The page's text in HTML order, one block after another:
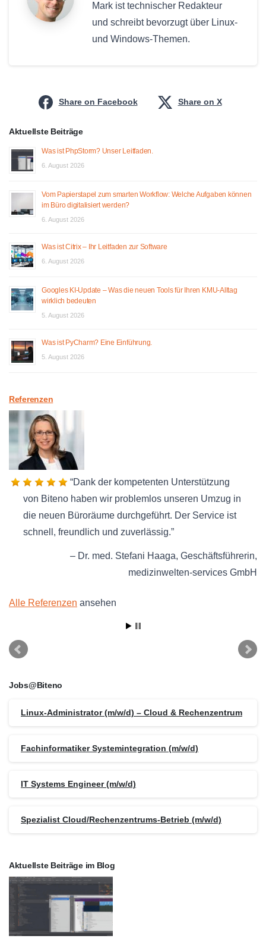
Mark ist technischer Redakteur
und schreibt bevorzugt über Linux-
und Windows-Themen.
Share on Facebook Share on X
Aktuellste Beiträge
Was ist PhpStorm? Unser Leitfaden.
6. August 2026
Vom Papierstapel zum smarten Workflow: Welche Aufgaben können
im Büro digitalisiert werden?
6. August 2026
Was ist Citrix – Ihr Leitfaden zur Software
6. August 2026
Googles KI-Update – Was die neuen Tools für Ihren KMU-Alltag
wirklich bedeuten
5. August 2026
Was ist PyCharm? Eine Einführung.
5. August 2026
Referenzen
Dank der kompetenten Unterstützung
von Biteno haben wir problemlos unseren Umzug in
die neuen Büroräume durchgeführt. Der Service ist
schnell, freundlich und zuverlässig.
Dr. med. Stefani Haaga Geschäftsführerin
medizinwelten-services GmbH
Alle Referenzen ansehen
Jobs@Biteno
Linux-Administrator (m/w/d) – Cloud & Rechenzentrum
Fachinformatiker Systemintegration (m/w/d)
IT Systems Engineer (m/w/d)
Spezialist Cloud/Rechenzentrums-Betrieb (m/w/d)
Aktuellste Beiträge im Blog